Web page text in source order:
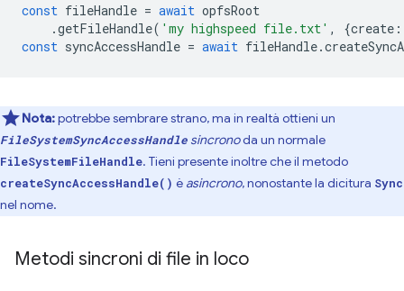
const fileHandle = await opfsRoot
.getFileHandle( 'my highspeed file.txt' , {create :
const syncAccessHandle = await fileHandle.
Nota:potrebbe sembrare strano, ma in realtà ottieni un
FileSystemSyncAccessHandle sincronoda un normale
FileSystemFileHandle. Tieni presente inoltre che il metodo
createSyncAccessHandle() è asincrono, nonostante la dicitura Sync
nel nome.
Metodi sincroni di file in loco